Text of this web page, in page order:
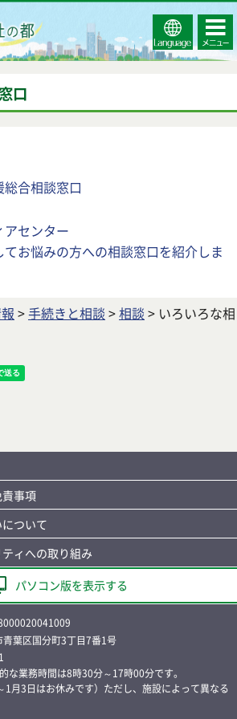
Select
Language
コンテ
ンツメ
ニュー
口
合相談窓口
センター
お悩みの方への相談窓口を紹介しま
>手続きと相談 >相談 > いろいろな相
事項
ついて
ィへの取り組み
パソコン版を表示する
葉区国分町3丁目7番1号
な業務時間は8時30分～17時00分です。
1月3日はお休みです）ただし、施設によって異なる